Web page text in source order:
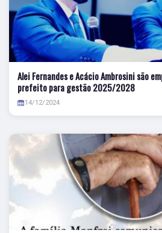
Alei Fernandes e Acácio Ambrosini são empossados prefeito e vice-
prefeito para gestão 2025/2028
14/12/2024